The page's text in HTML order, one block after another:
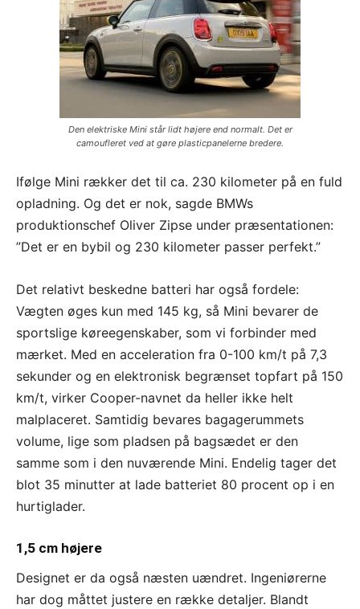
Den elektriske Mini står lidt højere end normalt. Det er
camoufleret ved at gøre plasticpanelerne bredere.
Ifølge Mini rækker det til ca. 230 kilometer på en fuld
opladning. Og det er nok, sagde BMWs
produktionschef Oliver Zipse under præsentationen:
”Det er en bybil og 230 kilometer passer perfekt.”
Det relativt beskedne batteri har også fordele:
Vægten øges kun med 145 kg, så Mini bevarer de
sportslige køreegenskaber, som vi forbinder med
mærket. Med en acceleration fra 0-100 km/t på 7,3
sekunder og en elektronisk begrænset topfart på 150
km/t, virker Cooper-navnet da heller ikke helt
malplaceret. Samtidig bevares bagagerummets
volume, lige som pladsen på bagsædet er den
samme som i den nuværende Mini. Endelig tager det
blot 35 minutter at lade batteriet 80 procent op i en
hurtiglader.
1,5 cm højere
Designet er da også næsten uændret. Ingeniørerne
har dog måttet justere en række detaljer. Blandt